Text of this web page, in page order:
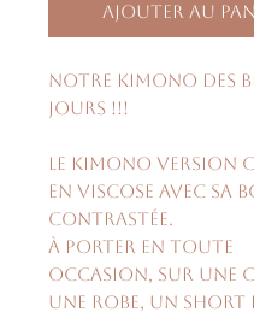
Ajouter au
Notre kimono des
jours !!!
Le kimono version
en viscose avec sa
contrastée.
À porter en toute
occasion, sur une
une robe, un short